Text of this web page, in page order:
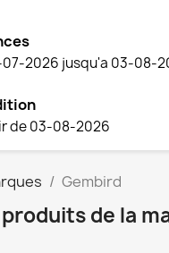
2026 jusqu'a 03-08-
de 03-08-2026
Gembird
de la